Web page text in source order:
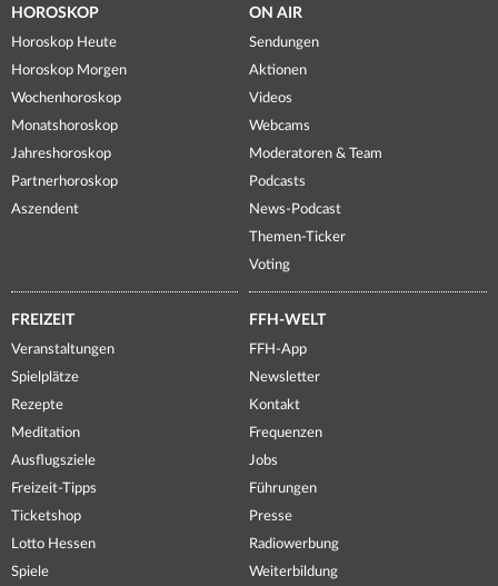
HOROSKOP
Horoskop Heute
Horoskop Morgen
Wochenhoroskop
Monatshoroskop
Jahreshoroskop
Partnerhoroskop
Aszendent
ON AIR
Sendungen
Aktionen
Videos
Webcams
Moderatoren & Team
Podcasts
News-Podcast
Themen-Ticker
Voting
FREIZEIT
Veranstaltungen
Spielplätze
Rezepte
Meditation
Ausflugsziele
Freizeit-Tipps
Ticketshop
Lotto Hessen
Spiele
FFH-WELT
FFH-App
Newsletter
Kontakt
Frequenzen
Jobs
Führungen
Presse
Radiowerbung
Weiterbildung